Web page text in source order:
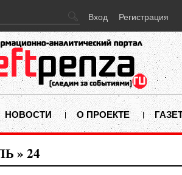
Вход Регистрация
НОВОСТИ О ПРОЕКТЕ
» 24